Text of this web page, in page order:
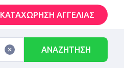
ΚΑΤΑΧΩΡΗΣΗ ΑΓΓΕΛΙΑΣ
ΑΝΑΖΗΤΗΣΗ